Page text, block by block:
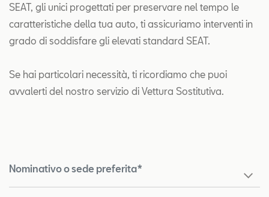
SEAT, gli unici progettati per preservare nel tempo le
caratteristiche della tua auto, ti assicuriamo interventi in
grado di soddisfare gli elevati standard SEAT.
Se hai particolari necessità, ti ricordiamo che puoi
avvalerti del nostro servizio di Vettura Sostitutiva.
Nominativo o sede preferita*